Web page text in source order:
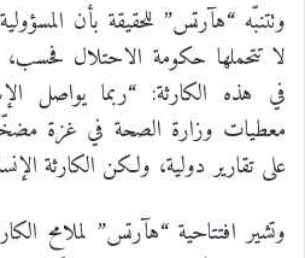
وتتنبّه “هآرتس” للحقيقة بأن
لا تتحملها حكومة الاحتلال فحسب،
في هذه الكارثة: “ربما يواصل
معطيات وزارة الصحة في غزة
على تقارير دولية، ولكن الكارثة
وتشير افتتاحية “هآرتس” لملامح